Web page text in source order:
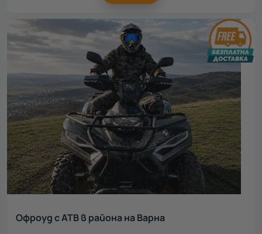
Офроуд с АТВ в района на Варна